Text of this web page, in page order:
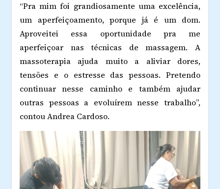
“Pra mim foi grandiosamente uma excelência,
um aperfeiçoamento, porque já é um dom.
Aproveitei essa oportunidade pra me
aperfeiçoar nas técnicas de massagem. A
massoterapia ajuda muito a aliviar dores,
tensões e o estresse das pessoas. Pretendo
continuar nesse caminho e também ajudar
outras pessoas a evoluírem nesse trabalho”,
contou Andrea Cardoso.